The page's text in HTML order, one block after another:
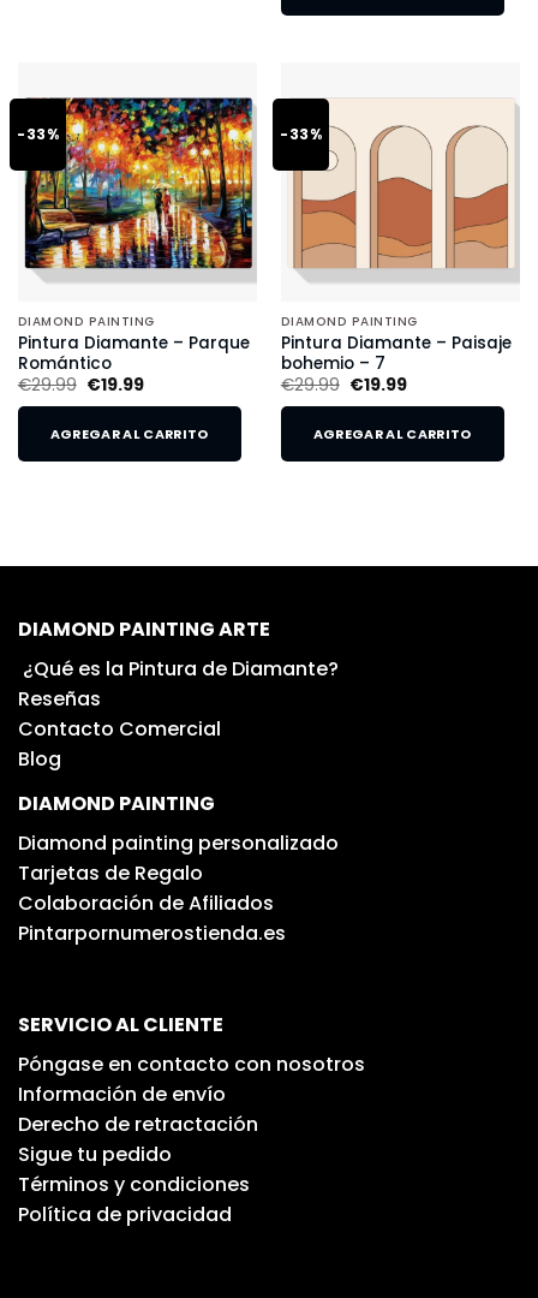
-33%
DIAMOND PAINTING
Pintura Diamante – Parque
Romántico
€29.99 €19.99
AGREGAR AL CARRITO
-33%
DIAMOND PAINTING
Pintura Diamante – Paisaje
bohemio – 7
€29.99 €19.99
AGREGAR AL CARRITO
DIAMOND PAINTING ARTE
¿Qué es la Pintura de Diamante?
Reseñas
Contacto Comercial
Blog
DIAMOND PAINTING
Diamond painting personalizado
Tarjetas de Regalo
Colaboración de Afiliados
Pintarpornumerostienda.es
SERVICIO AL CLIENTE
Póngase en contacto con nosotros
Información de envío
Derecho de retractación
Sigue tu pedido
Términos y condiciones
Política de privacidad